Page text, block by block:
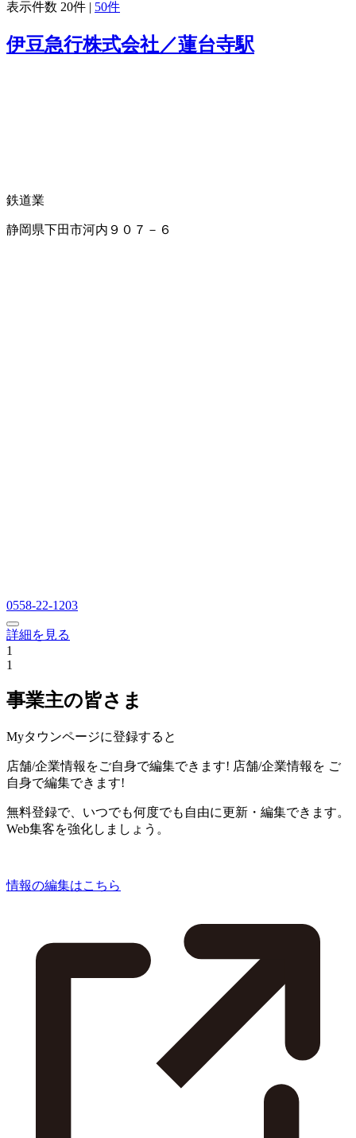
表示件数 20件 | 50件
伊豆急行株式会社／蓮台寺駅
鉄道業
静岡県下田市河内９０７－６
0558-22-1203
詳細を見る
1
1
事業主の皆さま
Myタウンページに登録すると
店舗/企業情報をご自身で編集できます! 店舗/企業情報を ご
自身で編集できます!
無料登録で、いつでも何度でも自由に更新・編集できます。
Web集客を強化しましょう。
情報の編集はこちら